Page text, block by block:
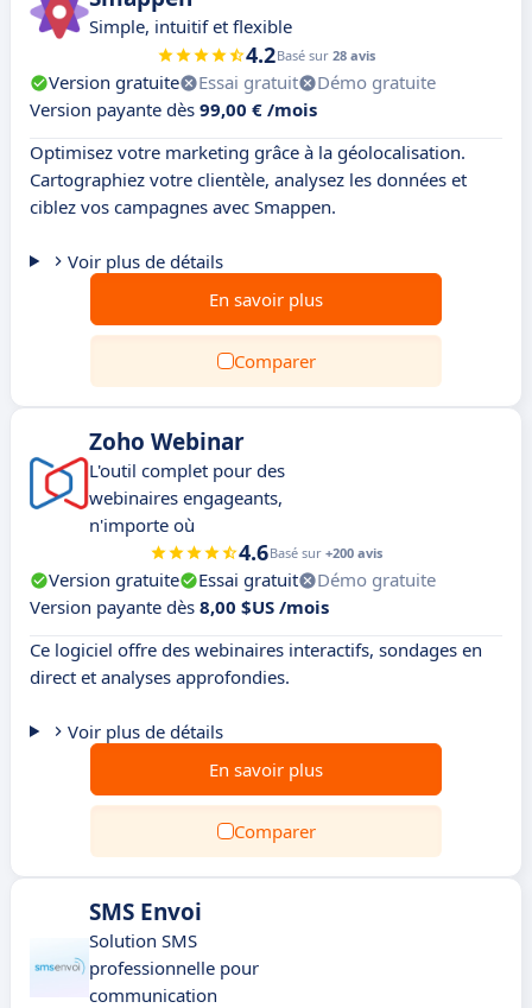
Simple, intuitif et flexible
4.2Basé sur 28 avis
Version gratuite Essai gratuit
Démo gratuite
Version payante dès 99,00 € /mois
Optimisez votre marketing grâce à la géolocalisation.
Cartographiez votre clientèle, analysez les données et
ciblez vos campagnes avec Smappen.
Voir plus de détails
En savoir plus
Comparer
Zoho Webinar
L'outil complet pour des
webinaires engageants,
n'importe où
4.6Basé sur +200 avis
Version gratuite Essai gratuit
Démo gratuite
Version payante dès 8,00 $US /mois
Ce logiciel offre des webinaires interactifs, sondages en
direct et analyses approfondies.
Voir plus de détails
En savoir plus
Comparer
SMS Envoi
Solution SMS
professionnelle pour
communication